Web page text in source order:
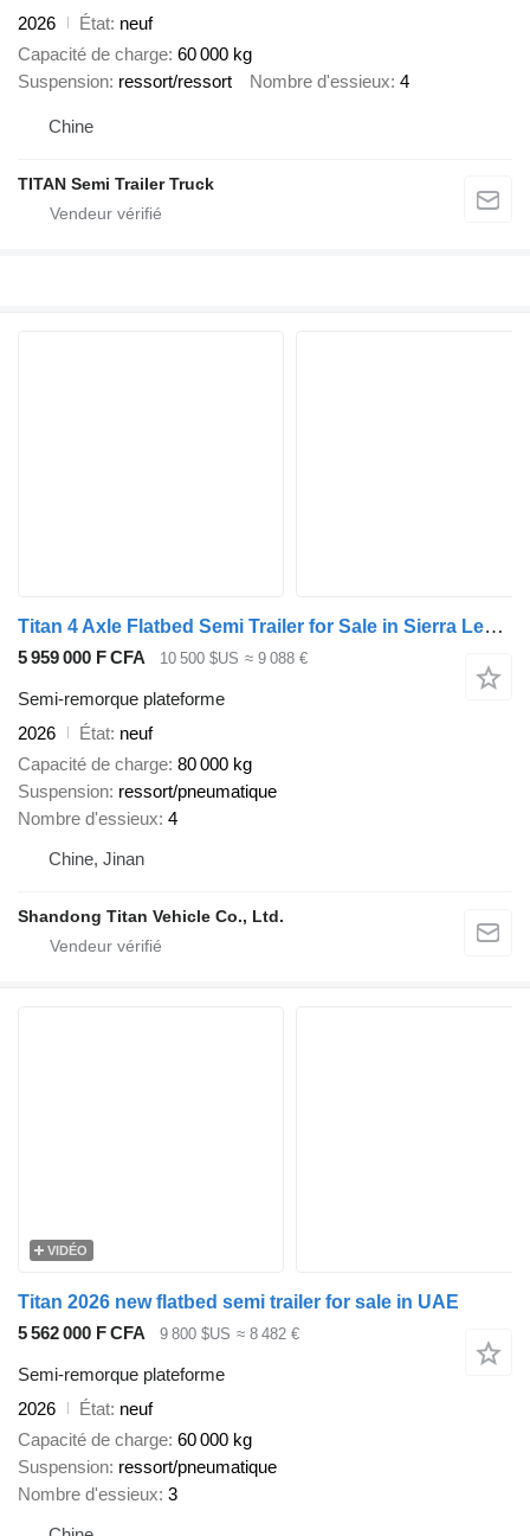
2026
État neuf
Capacité de charge 60 000 kg
Suspension ressort/ressort Nombre d'essieux 4
Chine
TITAN Semi Trailer Truck
Titan 4 Axle Flatbed Semi Trailer for Sale in Sierra Leone
5 959 000 F CFA 10 500 $US ≈ 9 088 €
Semi-remorque plateforme
2026
État neuf
Capacité de charge 80 000 kg
Suspension ressort/pneumatique
Nombre d'essieux 4
Chine, Jinan
Shandong Titan Vehicle Co., Ltd.
VIDÉO
Titan 2026 new flatbed semi trailer for sale in UAE
5 562 000 F CFA
9 800 $US ≈ 8 482 €
Semi-remorque plateforme
2026
État neuf
Capacité de charge 60 000 kg
Suspension ressort/pneumatique
Nombre d'essieux 3